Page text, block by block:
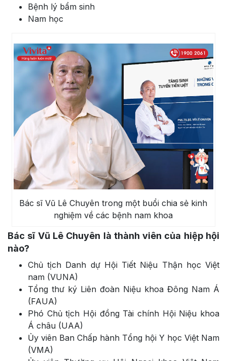
Bệnh lý bẩm sinh
Nam học
Bác sĩ Vũ Lê Chuyên trong một buổi chia sẻ kinh
nghiệm về các bệnh nam khoa
Bác sĩ Vũ Lê Chuyên là thành viên của hiệp hội
nào?
Chủ tịch Danh dự Hội Tiết Niệu Thận học Việt
nam (VUNA)
Tổng thư ký Liên đoàn Niệu khoa Đông Nam Á
(FAUA)
Phó Chủ tịch Hội đồng Tài chính Hội Niệu khoa
Á châu (UAA)
Ủy viên Ban Chấp hành Tổng hội Y học Việt Nam
(VMA)